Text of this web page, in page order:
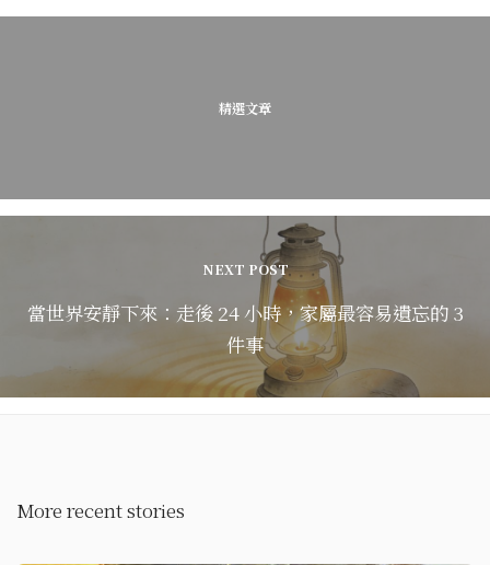
精選文章
NEXT POST
當世界安靜下來：走後 24 小時，家屬最容易遺忘的 3
件事
More recent stories